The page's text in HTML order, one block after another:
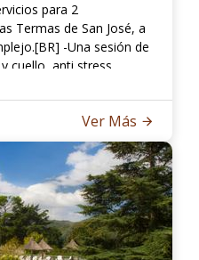
para 2
Termas de San José, a
-Una sesión de
cuello, anti stress,
termal.[BR][BR] Total
Ver Más